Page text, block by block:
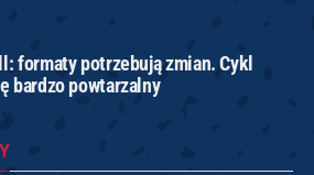
formaty potrzebują zmian. Cykl
bardzo powtarzalny